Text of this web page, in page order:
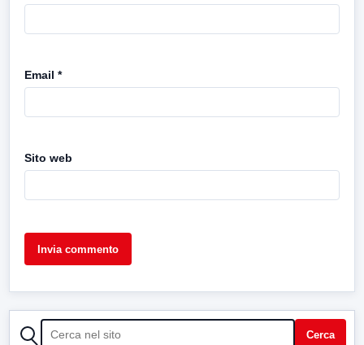
Email *
Sito web
CERCA Cerca